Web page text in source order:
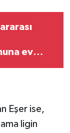
ev
Eşer ise,
ligin